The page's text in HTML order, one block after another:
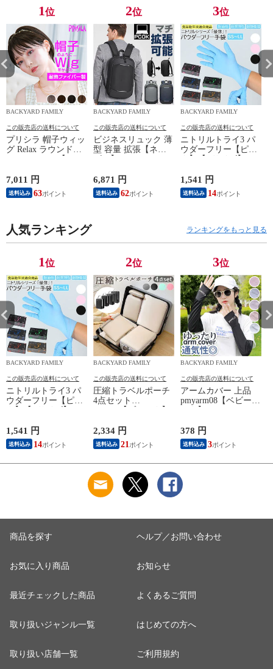
1位
BACKYARD FAMILY
この販売店の送料について
プリシラ 帽子ウィッ
グ Relax ラウンドマ
ン】
7,011 円
送料込み 63
2位
BACKYARD FAMILY
この販売店の送料について
ビジネスリュック 薄
型 容量 拡張【ネイ
6,871 円
送料込み 62
3位
BACKYARD FAMILY
この販売店の送料について
ニトリルトライ3 パ
ウダーフリー【ピン
1,541 円
送料込み 14
人気ランキング ランキングをもっと見る
1位
BACKYARD FAMILY
この販売店の送料について
ニトリルトライ3 パ
ウダーフリー【ピン
1,541 円
送料込み 14
2位
BACKYARD FAMILY
この販売店の送料について
圧縮トラベルポーチ
4点セット
2,334 円
送料込み 21
3位
BACKYARD FAMILY
この販売店の送料について
アームカバー 上品
pmyarm08【ベビーピ
378 円
送料込み 3
商品を探す
お気に入り商品
最近チェックした商品
取り扱いジャンル一覧
取り扱い店舗一覧
ヘルプ／お問い合わせ
お知らせ
よくあるご質問
はじめての方へ
ご利用規約